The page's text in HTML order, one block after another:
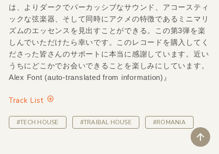
は、よりダークでパーカッシブなサウンド、アコースティ
ックな弦楽器、そして同時にアクメの特徴であるミニマリ
ズムのエッセンスを見出すことができる。この第3弾を楽
しんでいただけたら幸いです。このレコードを購入してく
ださった皆さんのサポートに本当に感謝しています。近い
うちにどこかでお会いできることを楽しみにしています。
Alex Font (auto-translated from information)』
Track List
#TECH HOUSE #TRAIBAL HOUSE #ROMANIA